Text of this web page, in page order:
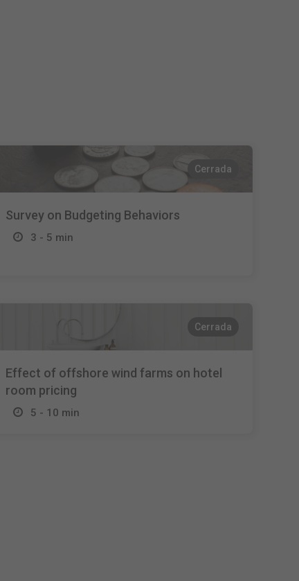
Cerrada
Survey on Budgeting Behaviors
3 - 5 min
Cerrada
Effect of offshore wind farms on hotel
room pricing
5 - 10 min